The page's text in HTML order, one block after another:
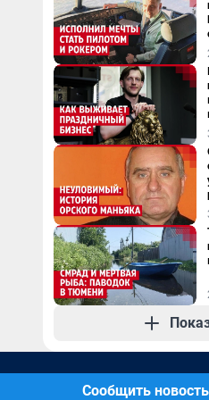
Сообщить новость